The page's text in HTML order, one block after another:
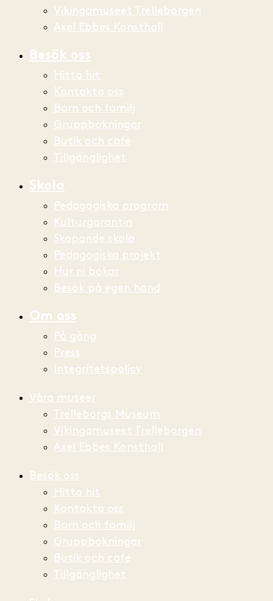
Vikingamuseet Trelleborgen
Axel Ebbes Konsthall
Besök oss
Hitta hit
Kontakta oss
Barn och familj
Gruppbokningar
Butik och café
Tillgänglighet
Skola
Pedagogiska program
Kulturgarantin
Skapande skola
Pedagogiska projekt
Hur ni bokar
Besök på egen hand
Om oss
På gång
Press
Integritetspolicy
Våra museer
Trelleborgs Museum
Vikingamuseet Trelleborgen
Axel Ebbes Konsthall
Besök oss
Hitta hit
Kontakta oss
Barn och familj
Gruppbokningar
Butik och café
Tillgänglighet